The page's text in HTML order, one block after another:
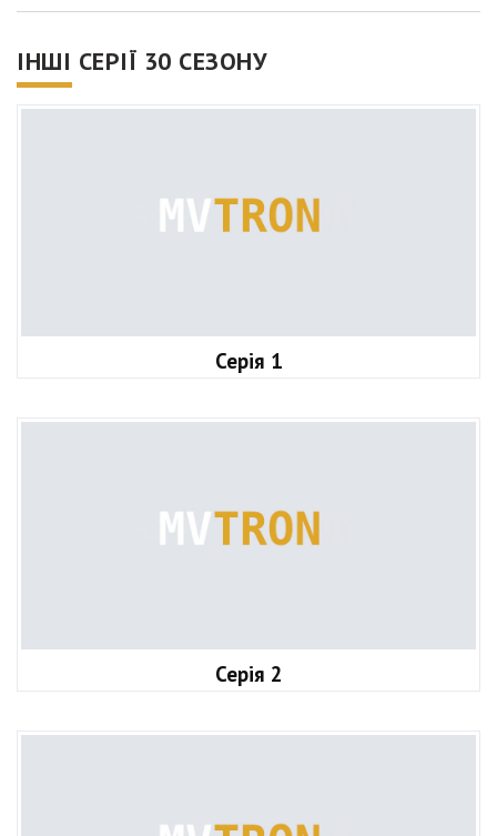
ІНШІ СЕРІЇ 30 СЕЗОНУ
Серія 1
Серія 2